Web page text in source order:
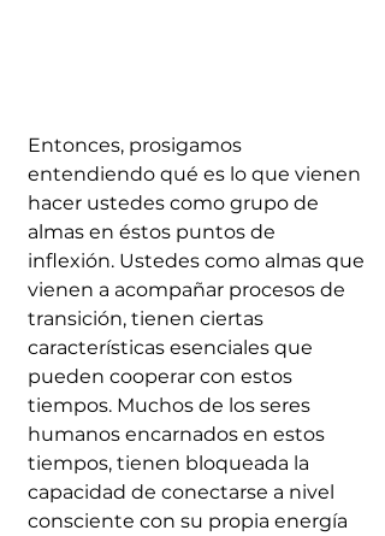
Entonces, prosigamos
entendiendo qué es lo que vienen
hacer ustedes como grupo de
almas en éstos puntos de
inflexión. Ustedes como almas que
vienen a acompañar procesos de
transición, tienen ciertas
características esenciales que
pueden cooperar con estos
tiempos. Muchos de los seres
humanos encarnados en estos
tiempos, tienen bloqueada la
capacidad de conectarse a nivel
consciente con su propia energía